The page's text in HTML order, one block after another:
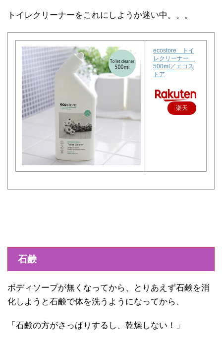
トイレクリーナーをこれにしようか迷い中。。。
ecostore トイ
レクリーナー
500ml／エコス
トア
楽天
石鹸
ボディソープが無くなってから、とりあえず石鹸を消
化しようと石鹸で体を洗うようになってから、
「石鹸の方がさっぱりするし、乾燥しない！」